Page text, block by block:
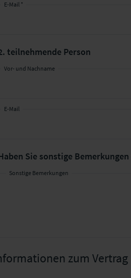
E-Mail *
teilnehmende Person
Vor- und Nachname
E-Mail
Sie sonstige Bemerkungen
Sonstige Bemerkungen
zum Vertrag